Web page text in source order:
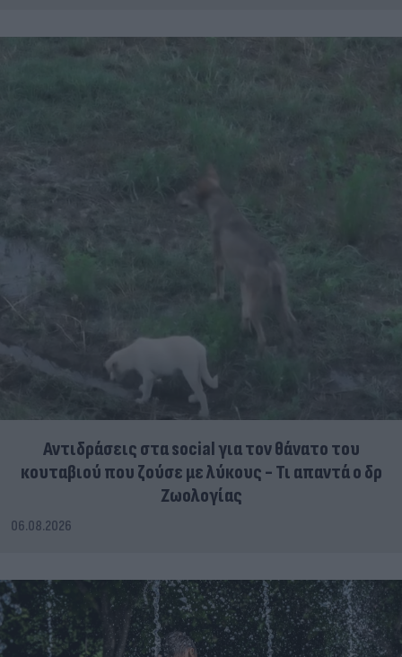
Αντιδράσεις στα social για τον θάνατο του
κουταβιού που ζούσε με λύκους - Τι απαντά ο δρ
Ζωολογίας
06.08.2026